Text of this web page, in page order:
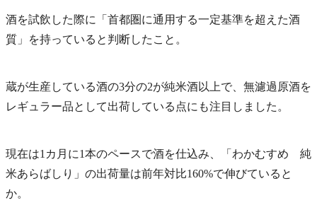
酒を試飲した際に「首都圏に通用する一定基準を超えた酒
質」を持っていると判断したこと。
蔵が生産している酒の3分の2が純米酒以上で、無濾過原酒を
レギュラー品として出荷している点にも注目しました。
現在は1カ月に1本のペースで酒を仕込み、「わかむすめ 純
米あらばしり」の出荷量は前年対比160%で伸びていると
か。